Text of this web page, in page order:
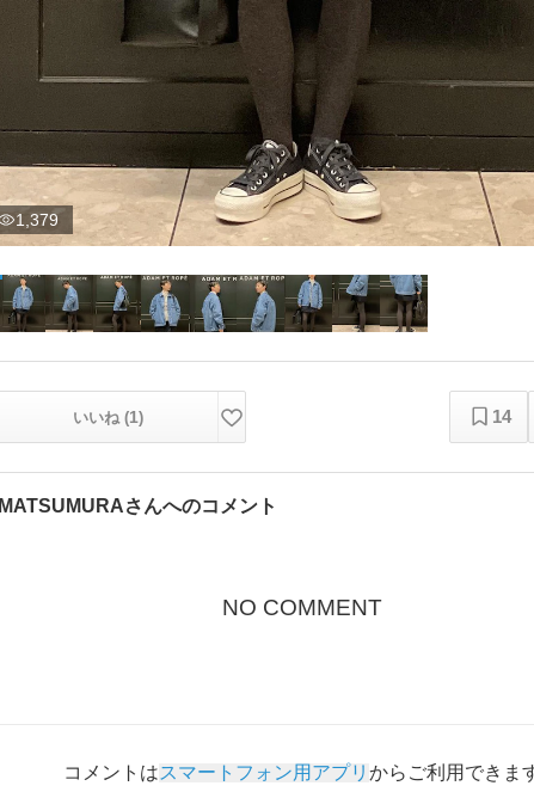
1,379
いいね (1) 14
MATSUMURAさんへのコメント
NO COMMENT
コメントはスマートフォン用アプリ からご利用できま